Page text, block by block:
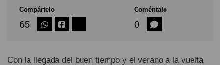
Compártelo
65
Coméntalo
0
Con la llegada del buen tiempo y el verano a la vuelta